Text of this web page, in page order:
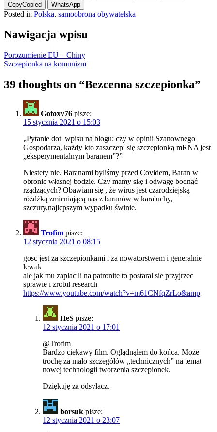
CopyCopied WhatsApp
Posted in Polska, samoobrona obywatelska
Nawigacja wpisu
Porozumienie EU – Chiny
Szczepionka na komunizm
39 thoughts on “Bezcenna szczepionka”
Gotoxy76 pisze:
15 stycznia 2021 o 15:03
„Pytanie dot. wpisu na blogu: czy w opinii Szanownego
Gospodarza, każdy kto zaszczepi się szczepionką mRNA jest
„eksperymentalnym baranem”?”
Niestety nie. Baranami byliśmy przed Covidem, Baran w
obronie własnej bodzie. Czy mamy siłę i odwagę bodnąć
rządzących? Obawiam się , że wirus jest czarodziejską
różdżką zmieniającą nas z baranów w karaluchy,
szczury,najlepszym wypadku świnie.
Trofim pisze:
12 stycznia 2021 o 08:15
gosc jest za szczepionkami i za nowatorstwem i generalnie
lewak
ale jak mu zaplacili na patronite to postaral sie przyjrzec
sprawie i zrobil research
https://www.youtube.com/watch?v=m61CNfqZrLo&amp;
HeS pisze:
12 stycznia 2021 o 17:01
@Trofim
Bardzo ciekawy film. Oglądnąłem do końca. Może
trochę za mało szczegółów „technicznych” na temat
nowej technologii tworzenia szczepionek.
Dziękuję za odsyłacz.
borsuk pisze:
12 stycznia 2021 o 23:07